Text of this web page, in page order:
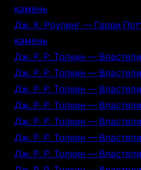
камень
Дж. К. Роулинг — Гарри
камень
Дж. Р. Р. Толкин —
Дж. Р. Р. Толкин —
Дж. Р. Р. Толкин —
Дж. Р. Р. Толкин —
Дж. Р. Р. Толкин —
Дж. Р. Р. Толкин —
Дж. Р. Р. Толкин —